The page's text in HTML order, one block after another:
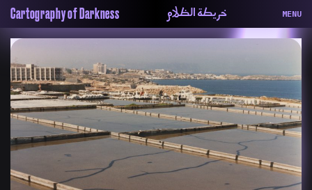
Cartography of Darkness خريطة الظلام MENU
About
ماهيتنا
Map
Periodical
السلسة
Repository
Contributors
المساهمين
Colophon
التختيم